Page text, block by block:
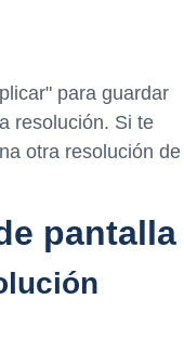
para guardar
resolución. Si te
otra resolución de
pantalla